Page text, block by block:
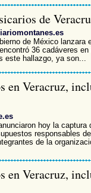
de
de México lanzara
36 cadáveres
este hallazgo, ya son...
en Veracruz,
hoy la
responsables
de la
en Veracruz,